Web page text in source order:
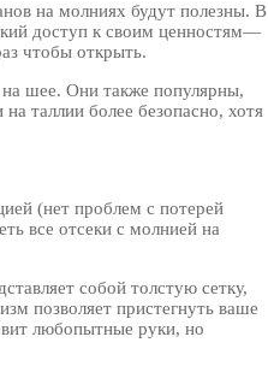
на молниях будут полезны. В
доступ к своим ценностям—
чтобы открыть.
на шее. Они также популярны,
таллии более безопасно, хотя
(нет проблем с потерей
все отсеки с молнией на
собой толстую сетку,
позволяет пристегнуть ваше
любопытные руки, но